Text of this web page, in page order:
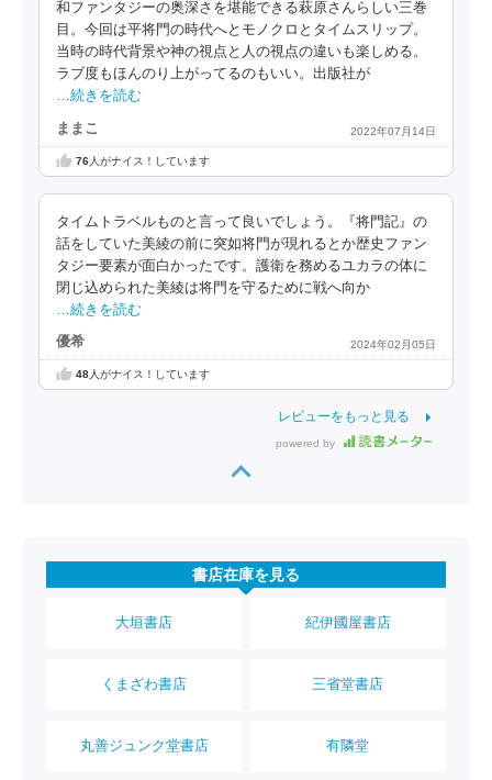
和ファンタジーの奥深さを堪能できる萩原さんらしい三巻
目。今回は平将門の時代へとモノクロとタイムスリップ。
当時の時代背景や神の視点と人の視点の違いも楽しめる。
ラブ度もほんのり上がってるのもいい。出版社が
…続きを読む
ままこ 2022年07月14日
76人がナイス！しています
タイムトラベルものと言って良いでしょう。『将門記』の
話をしていた美綾の前に突如将門が現れるとか歴史ファン
タジー要素が面白かったです。護衛を務めるユカラの体に
閉じ込められた美綾は将門を守るために戦へ向か
…続きを読む
優希 2024年02月05日
48人がナイス！しています
レビューをもっと見る
powered by
書店在庫を見る
大垣書店 紀伊國屋書店
くまざわ書店 三省堂書店
丸善ジュンク堂書店 有隣堂